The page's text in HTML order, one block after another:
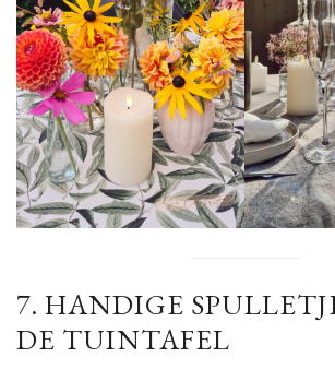
7. HANDIGE
DE TUINTAFEL